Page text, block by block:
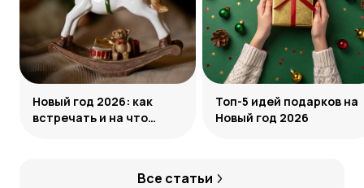
Все статьи
Новый год 2026: как
встречать и на что
Топ-5 идей подарков на
Новый год 2026